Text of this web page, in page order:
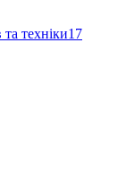
техніки17